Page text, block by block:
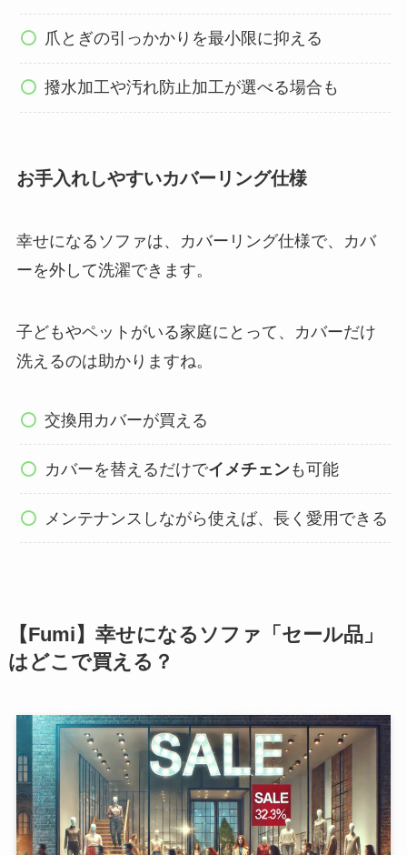
爪とぎの引っかかりを最小限に抑える
撥水加工や汚れ防止加工が選べる場合も
お手入れしやすいカバーリング仕様
幸せになるソファは、カバーリング仕様で、カバ
ーを外して洗濯できます。
子どもやペットがいる家庭にとって、カバーだけ
洗えるのは助かりますね。
交換用カバーが買える
カバーを替えるだけでイメチェンも可能
メンテナンスしながら使えば、長く愛用できる
【Fumi】幸せになるソファ「セール品」
はどこで買える？